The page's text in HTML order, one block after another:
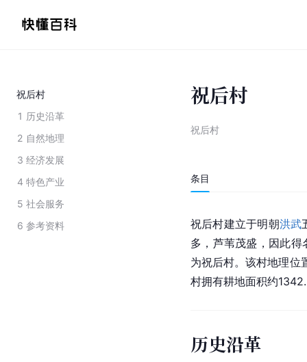
祝后村
1 历史沿革
2 自然地理
3 经济发展
4 特色产业
5 社会服务
6 参考资料
祝后村
祝后村
条目
祝后村建立于明朝洪武
多，芦苇茂盛，因此
为祝后村。该村地理位
村拥有耕地面积约
历史沿革